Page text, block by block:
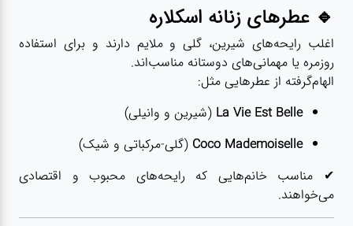
🔹 عطرهای زنانه اسکلاره
اغلب رایحه‌های شیرین، گلی و ملایم دارند و برای استفاده
روزمره یا مهمانی‌های دوستانه مناسب‌اند.
الهام‌گرفته از عطرهایی مثل:
La Vie Est Belle (شیرین و وانیلی)
Coco Mademoiselle (گلی-مرکباتی و شیک)
✔ مناسب خانم‌هایی که رایحه‌های محبوب و اقتصادی
می‌خواهند.